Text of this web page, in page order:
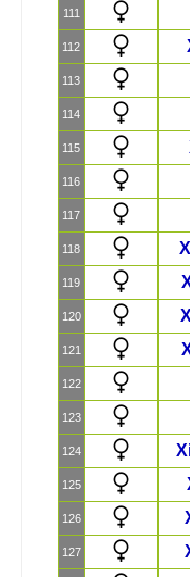
111
112
113
114
115
116
117
118
119
120
121
122
123
124
125
126
127